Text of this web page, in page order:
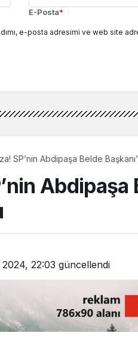
E-Posta*
e-posta adresimi ve web site
SP’nin Abdipaşa Belde
Abdipaşa
22:03 güncellendi